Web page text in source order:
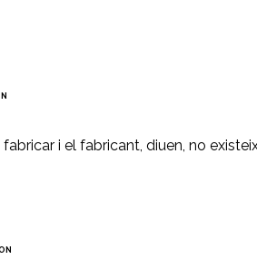
fabricar i el fabricant, diuen, no